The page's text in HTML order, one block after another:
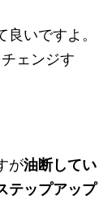
いですよ。
ェンジす
が油断してい
テップアップ